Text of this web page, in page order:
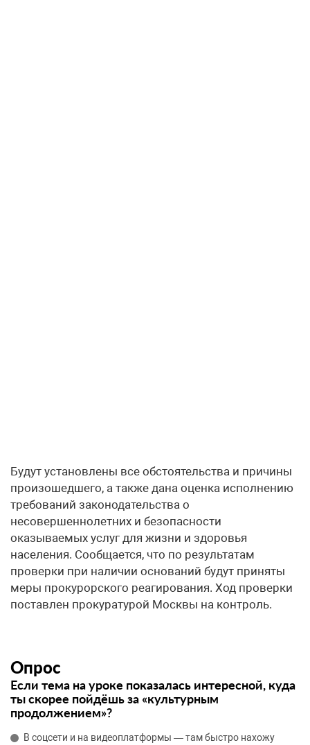
Будут установлены все обстоятельства и причины
произошедшего, а также дана оценка исполнению
требований законодательства о
несовершеннолетних и безопасности
оказываемых услуг для жизни и здоровья
населения. Сообщается, что по результатам
проверки при наличии оснований будут приняты
меры прокурорского реагирования. Ход проверки
поставлен прокуратурой Москвы на контроль.
Опрос
Если тема на уроке показалась интересной, куда
ты скорее пойдёшь за «культурным
продолжением»?
В соцсети и на видеоплатформы — там быстро нахожу